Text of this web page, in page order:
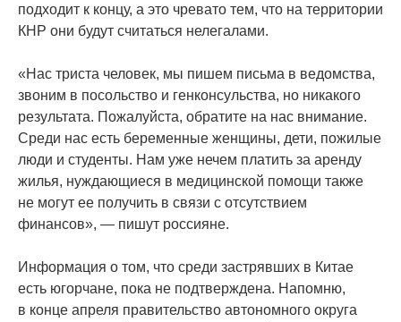
подходит к концу, а это чревато тем, что на территории
КНР они будут считаться нелегалами.
«Нас триста человек, мы пишем письма в ведомства,
звоним в посольство и генконсульства, но никакого
результата. Пожалуйста, обратите на нас внимание.
Среди нас есть беременные женщины, дети, пожилые
люди и студенты. Нам уже нечем платить за аренду
жилья, нуждающиеся в медицинской помощи также
не могут ее получить в связи с отсутствием
финансов», — пишут россияне.
Информация о том, что среди застрявших в Китае
есть югорчане, пока не подтверждена. Напомню,
в конце апреля правительство автономного округа